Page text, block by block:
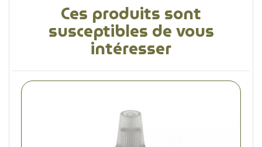
Ces produits sont
susceptibles de vous
intéresser